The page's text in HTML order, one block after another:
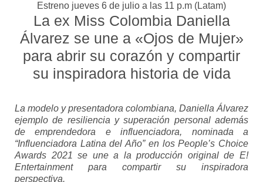
Estreno jueves 6 de julio a las 11 p.m (Latam)
La ex Miss Colombia Daniella
Álvarez se une a «Ojos de Mujer»
para abrir su corazón y compartir
su inspiradora historia de vida
La modelo y presentadora colombiana, Daniella Álvarez
ejemplo de resiliencia y superación personal además
de emprendedora e influenciadora, nominada a
“Influenciadora Latina del Año” en los People’s Choice
Awards 2021 se une a la producción original de E!
Entertainment para compartir su inspiradora
perspectiva.